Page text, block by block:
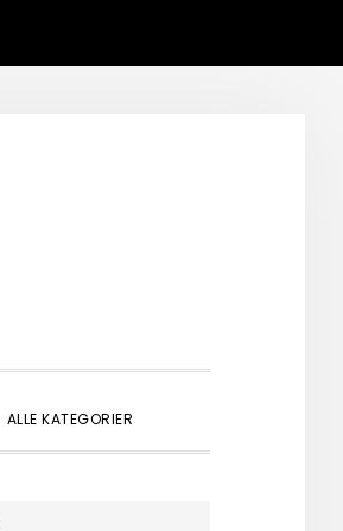
ALLE KATEGORIER